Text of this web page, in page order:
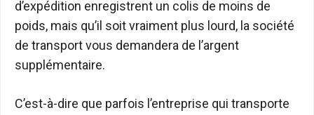
d’expédition enregistrent un colis de moins de
poids, mais qu’il soit vraiment plus lourd, la société
de transport vous demandera de l’argent
supplémentaire.
C’est-à-dire que parfois l’entreprise qui transporte